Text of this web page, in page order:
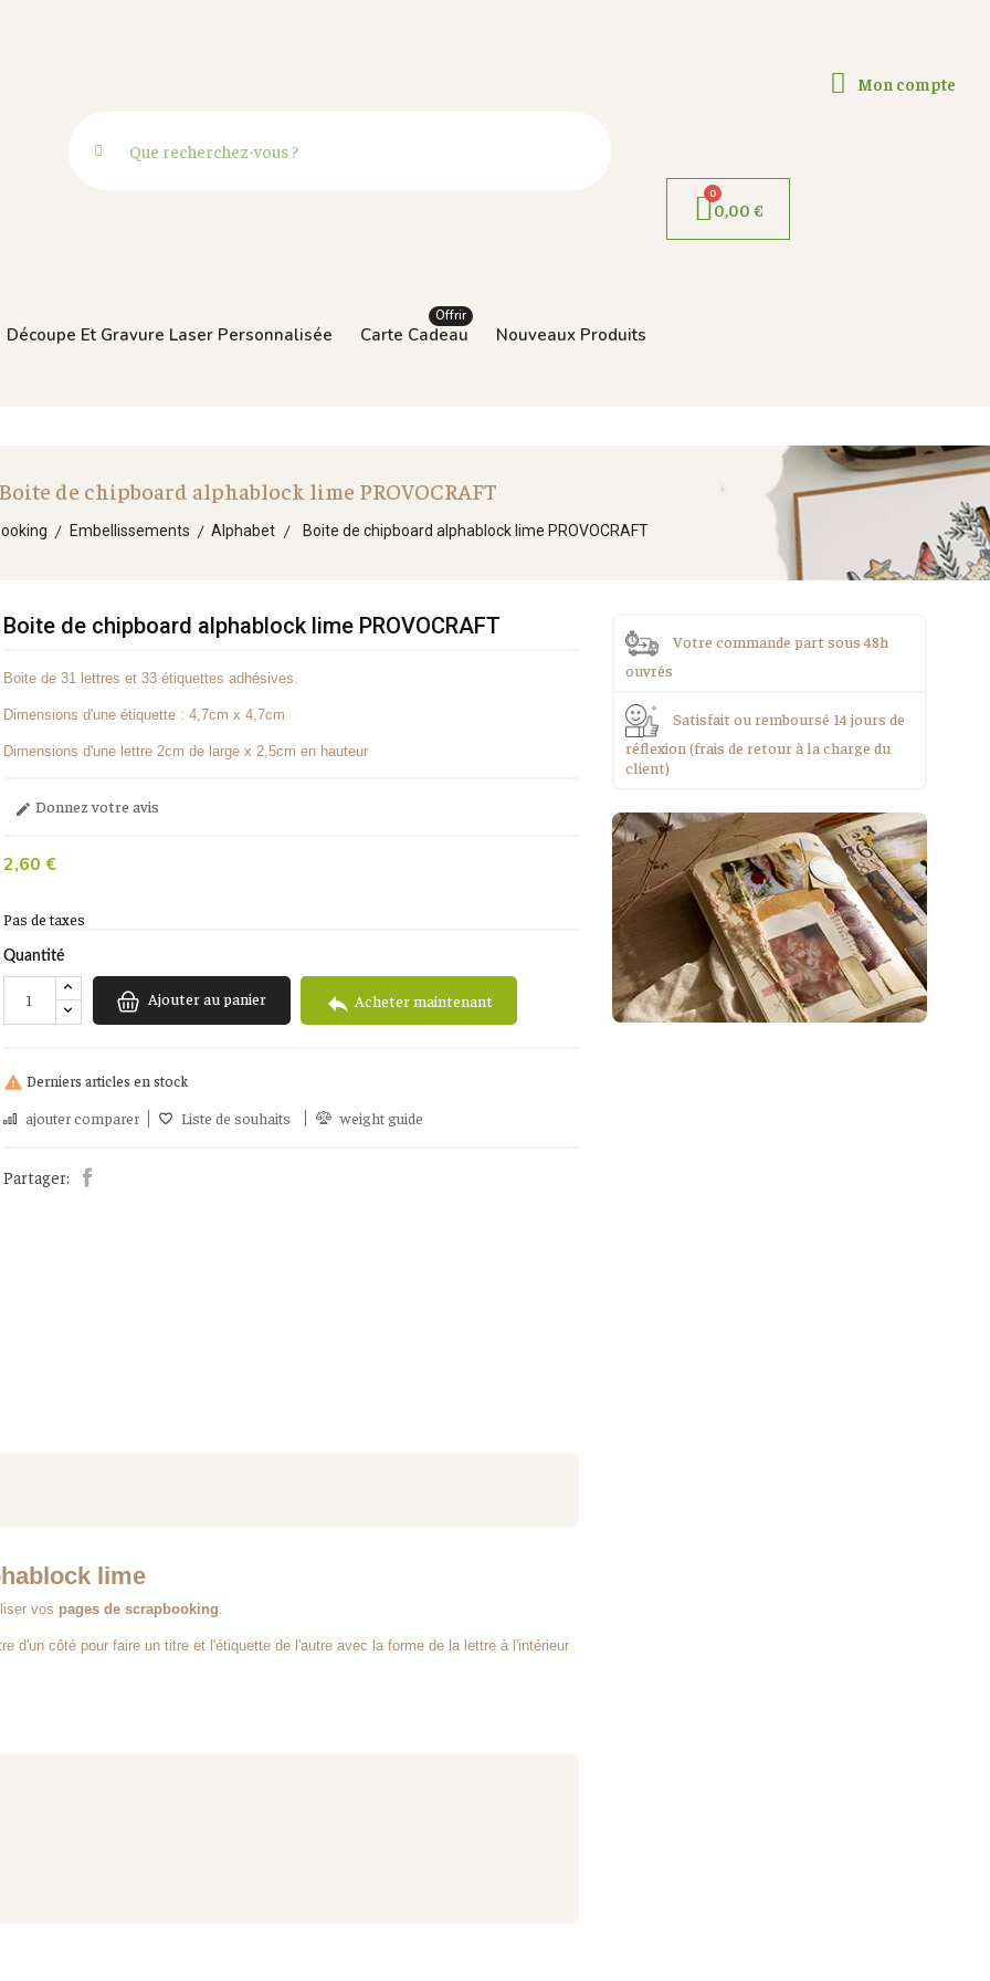
0,00 €
Mon compte
Découpe Et Gravure Laser Personnalisée Carte Cadeau
Offrir
Nouveaux Produits
de chipboard alphablock lime PROVOCRAFT
Embellissements Alphabet Boite de chipboard alphablock lime PROVOCRAFT
Boite de chipboard alphablock lime PROVOCRAFT
Boite de 31 lettres et 33 étiquettes adhésives.
Dimensions d'une étiquette : 4,7cm x 4,7cm
Dimensions d'une lettre 2cm de large x 2,5cm en hauteur
 Donnez votre avis
2,60 €
Pas de taxes
Quantité
Ajouter au panier  Acheter maintenant
 Derniers articles en stock
ajouter comparer Liste de souhaits weight guide
Partager:
lime
vos pages de scrapbooking.
d'un côté pour faire un titre et l'étiquette de l'autre avec la forme de la lettre à l'intérieur
Votre commande part sous 48h
ouvrés
Satisfait ou remboursé 14 jours de
réflexion (frais de retour à la charge du
client)